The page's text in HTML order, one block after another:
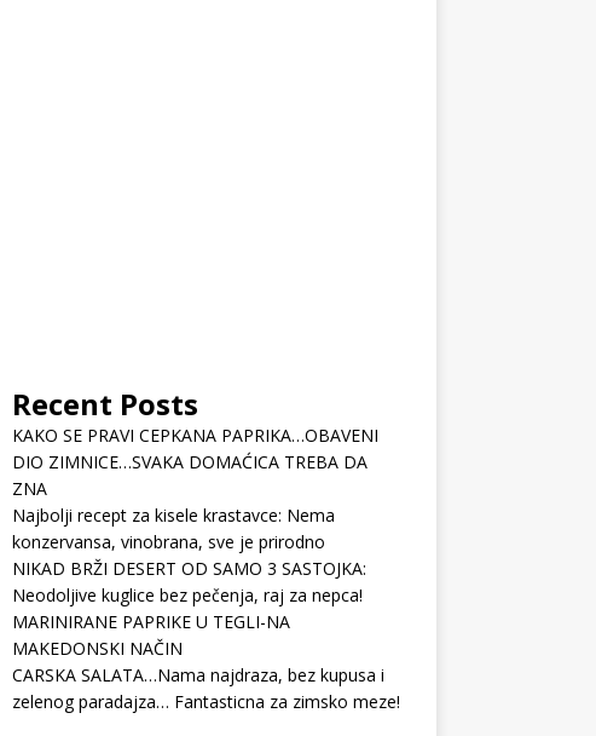
Recent Posts
KAKO SE PRAVI CEPKANA PAPRIKA…OBAVENI
DIO ZIMNICE…SVAKA DOMAĆICA TREBA DA
ZNA
Najbolji recept za kisele krastavce: Nema
konzervansa, vinobrana, sve je prirodno
NIKAD BRŽI DESERT OD SAMO 3 SASTOJKA:
Neodoljive kuglice bez pečenja, raj za nepca!
MARINIRANE PAPRIKE U TEGLI-NA
MAKEDONSKI NAČIN
CARSKA SALATA…Nama najdraza, bez kupusa i
zelenog paradajza… Fantasticna za zimsko meze!